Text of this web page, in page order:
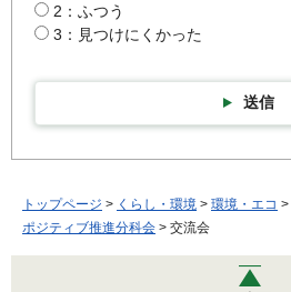
2：ふつう
3：見つけにくかった
送信
トップページ > くらし・環境 > 環境・エコ >
ポジティブ推進分科会 > 交流会